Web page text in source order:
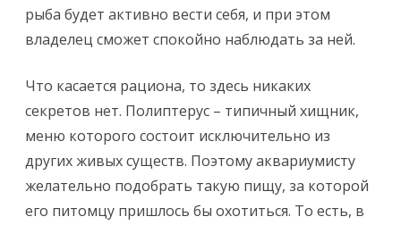
рыба будет активно вести себя, и при этом
владелец сможет спокойно наблюдать за ней.
Что касается рациона, то здесь никаких
секретов нет. Полиптерус – типичный хищник,
меню которого состоит исключительно из
других живых существ. Поэтому аквариумисту
желательно подобрать такую пищу, за которой
его питомцу пришлось бы охотиться. То есть, в